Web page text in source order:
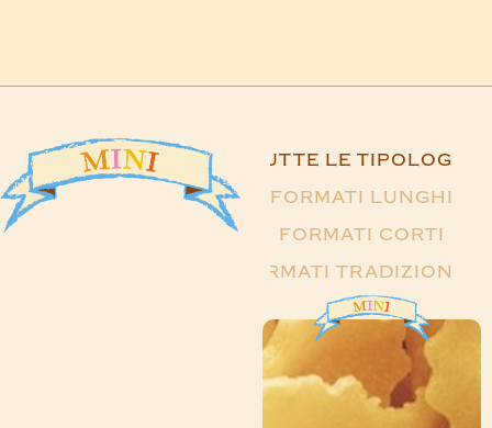
FORMATI LUNGHI
FORMATI CORTI
FORMATI TRADIZIONALI
TUTTE LE TIPOLOGIE